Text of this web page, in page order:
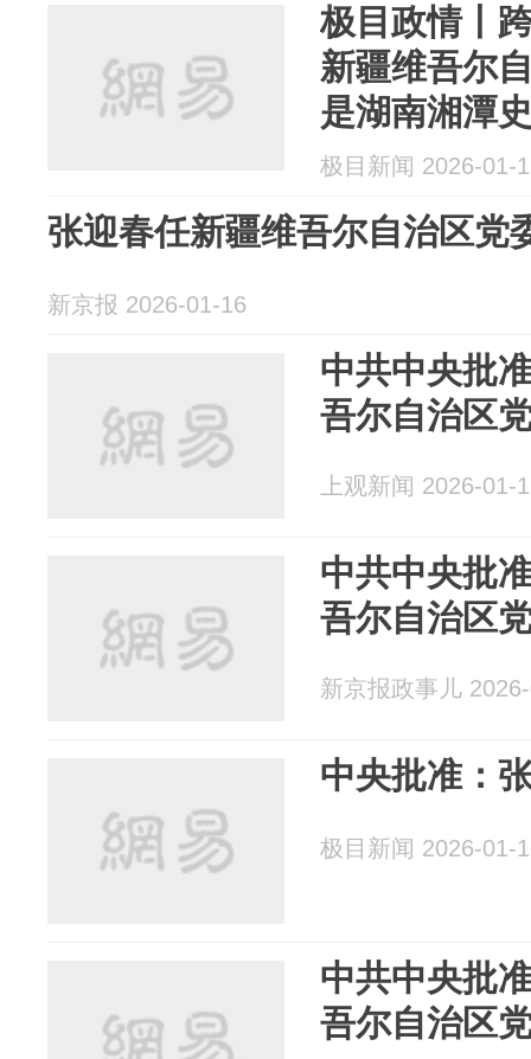
极目政情丨
新疆维吾尔
是湖南湘潭
极目新闻 2026-01-
张迎春任新疆维吾尔自治区党
新京报 2026-01-16
中共中央批
吾尔自治区
上观新闻 2026-01-
中共中央批
吾尔自治区
新京报政事儿
中央批准：
极目新闻 2026-01-
中共中央批
吾尔自治区